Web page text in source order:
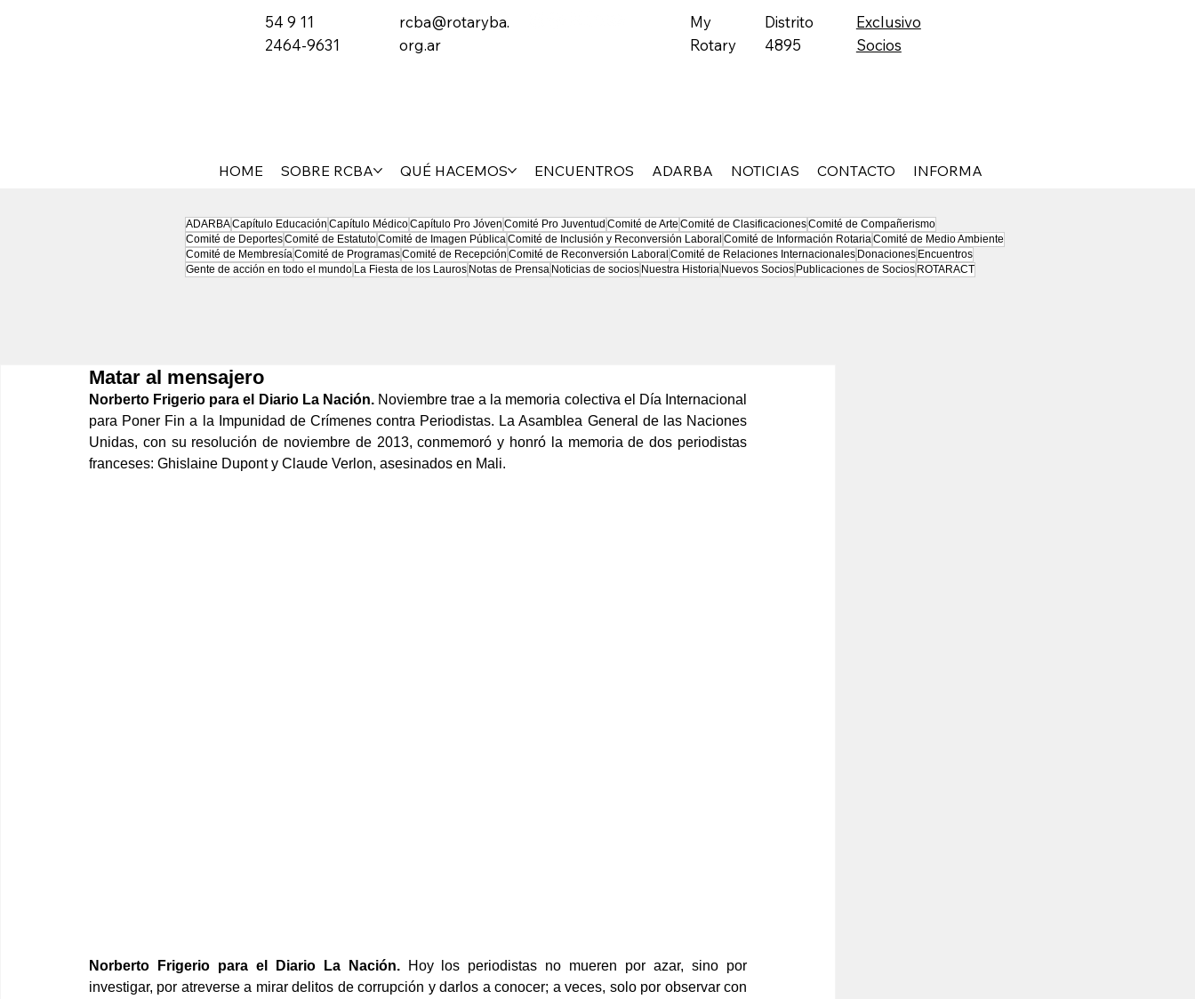
54 9 11
2464-9631
rcba@rotaryba.
org.ar
My
Rotary
Distrito
4895
Exclusivo
Socios
HOME SOBRE RCBA QUÉ HACEMOS ENCUENTROS ADARBA NOTICIAS CONTACTO INFORMA
ADARBACapítulo Educación Capítulo MédicoCapítulo Pro Jóven Comité Pro Juventud Comité de Arte Comité de ClasificacionesComité de Compañerismo
Comité de DeportesComité de EstatutoComité de Imagen PúblicaComité de Inclusión y Reconversión Laboral Comité de Información RotariaComité de Medio Ambiente
Comité de MembresíaComité de ProgramasComité de Recepción Comité de Reconversión Laboral Comité de Relaciones Internacionales Donaciones Encuentros
Gente de acción en todo el mundo La Fiesta de los Lauros Notas de Prensa Noticias de socios Nuestra Historia Nuevos Socios Publicaciones de Socios ROTARACT
Matar al mensajero
Norberto Frigerio para el Diario La Nación. Noviembre trae a la memoria colectiva el Día Internacional
para Poner Fin a la Impunidad de Crímenes contra Periodistas. La Asamblea General de las Naciones
Unidas, con su resolución de noviembre de 2013, conmemoró y honró la memoria de dos periodistas
franceses: Ghislaine Dupont y Claude Verlon, asesinados en Mali.
Norberto Frigerio para el Diario La Nación.
Hoy los periodistas no mueren por azar, sino por
investigar, por atreverse a mirar delitos de corrupción y darlos a conocer; a veces, solo por observar con